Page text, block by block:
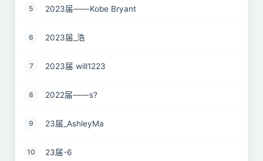
5 2023届——Kobe Bryant
6 2023届_浩
7 2023届 will1223
8 2022届——s?
9 23届_AshleyMa
10 23届-6